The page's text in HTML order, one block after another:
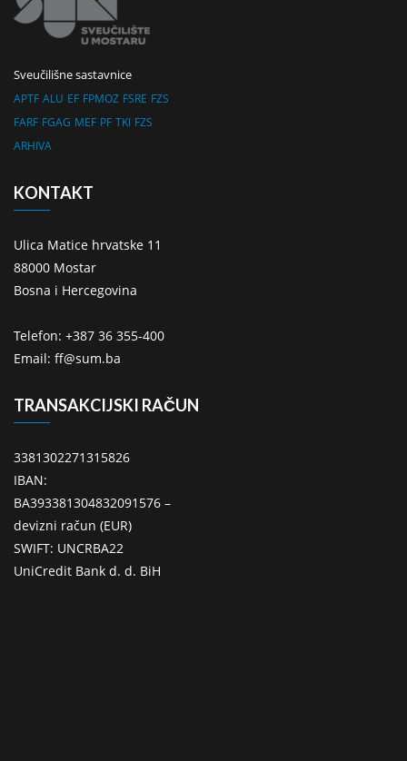
Sveučilišne sastavnice
APTF ALU EF FPMOZ FSRE FZS
FARF FGAG MEF PF TKI FZS
ARHIVA
KONTAKT
Ulica Matice hrvatske 11
88000 Mostar
Bosna i Hercegovina
Telefon: +387 36 355-400
Email: ff@sum.ba
TRANSAKCIJSKI RAČUN
3381302271315826
IBAN:
BA393381304832091576 –
devizni račun (EUR)
SWIFT: UNCRBA22
UniCredit Bank d. d. BiH